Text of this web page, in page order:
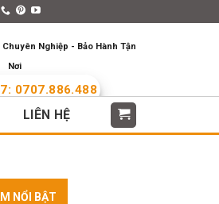
Nghiệp - Bảo Hành Tận
Nơi
0707.886.488
LIÊN HỆ
NỔI BẬT